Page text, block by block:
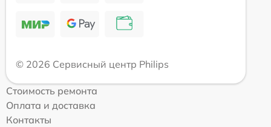
© 2026 Сервисный центр Philips
Стоимость ремонта
Оплата и доставка
Контакты